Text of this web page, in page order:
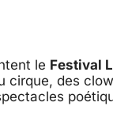
le Festival
cirque, des